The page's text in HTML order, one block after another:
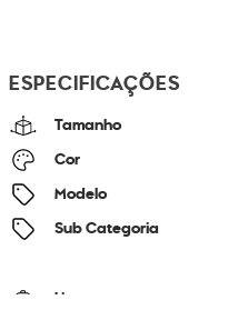
ESPECIFICAÇÕES
Tamanho
Cor
Modelo
Sub Categoria
Litragem